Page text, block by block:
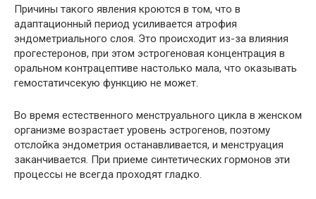
Причины такого явления кроются в том, что в
адаптационный период усиливается атрофия
эндометриального слоя. Это происходит из-за влияния
прогестеронов, при этом эстрогеновая концентрация в
оральном контрацептиве настолько мала, что оказывать
гемостатичсекую функцию не может.
Во время естественного менструального цикла в женском
организме возрастает уровень эстрогенов, поэтому
отслойка эндометрия останавливается, и менструация
заканчивается. При приеме синтетических гормонов эти
процессы не всегда проходят гладко.